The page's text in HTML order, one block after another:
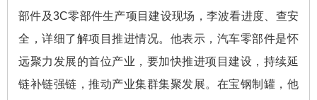
部件及3C零部件生产项目建设现场，李波看进度、查安
全，详细了解项目推进情况。他表示，汽车零部件是怀
远聚力发展的首位产业，要加快推进项目建设，持续延
链补链强链，推动产业集群集聚发展。在宝钢制罐，他